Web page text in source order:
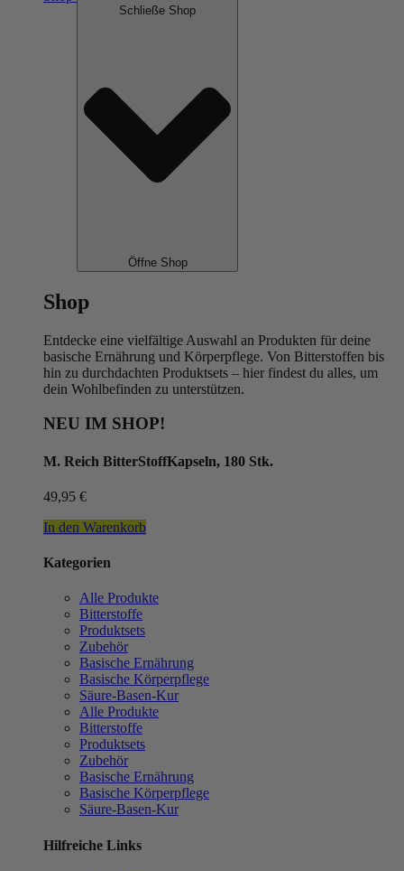
Schließe Shop
Öffne Shop
Shop
Entdecke eine vielfältige Auswahl an Produkten für deine
basische Ernährung und Körperpflege. Von Bitterstoffen bis
hin zu durchdachten Produktsets – hier findest du alles, um
dein Wohlbefinden zu unterstützen.
NEU IM SHOP!
M. Reich BitterStoffKapseln, 180 Stk.
49,95 €
In den Warenkorb
Kategorien
Alle Produkte
Bitterstoffe
Produktsets
Zubehör
Basische Ernährung
Basische Körperpflege
Säure-Basen-Kur
Alle Produkte
Bitterstoffe
Produktsets
Zubehör
Basische Ernährung
Basische Körperpflege
Säure-Basen-Kur
Hilfreiche Links